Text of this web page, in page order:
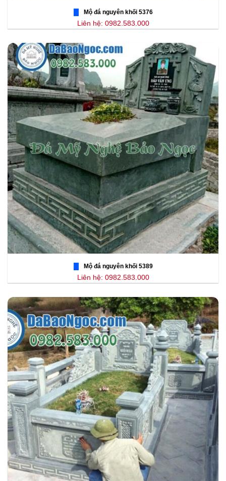
Mộ đá nguyên khối 5376
Liên hệ: 0982.583.000
Mộ đá nguyên khối 5389
Liên hệ: 0982.583.000